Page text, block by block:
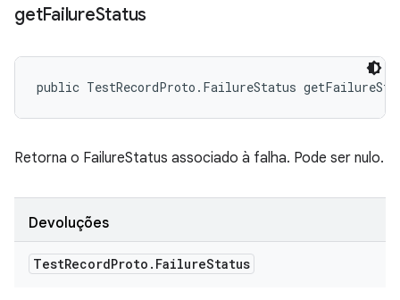
getFailureStatus
public TestRecordProto.FailureStatus
Retorna o FailureStatus associado à falha. Pode ser nulo.
Devoluções
TestRecordProto . FailureStatus